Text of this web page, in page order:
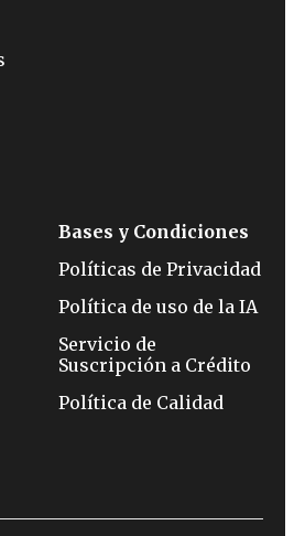
Bases y Condiciones
Políticas de Privacidad
Política de uso de la IA
Servicio de
Suscripción a Crédito
Política de Calidad